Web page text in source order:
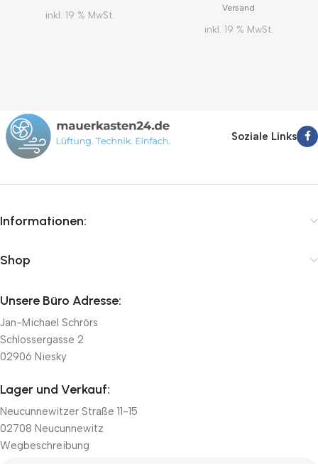
inkl. 19 % MwSt.
Versand
inkl. 19 % MwSt.
Soziale Links
Informationen:
Shop
Unsere Büro Adresse:
Jan-Michael Schrörs
Schlossergasse 2
02906 Niesky
Lager und Verkauf:
Neucunnewitzer Straße 11-15
02708 Neucunnewitz
Wegbeschreibung